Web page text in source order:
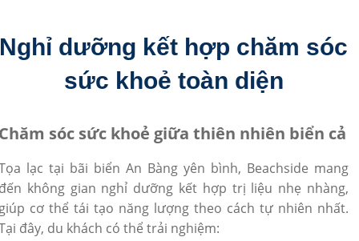
Nghỉ dưỡng kết hợp chăm sóc
sức khoẻ toàn diện
sóc sức khoẻ giữa thiên nhiên biển cả
lạc tại bãi biển An Bàng yên bình, Beachside mang
không gian nghỉ dưỡng kết hợp trị liệu nhẹ nhàng,
cơ thể tái tạo năng lượng theo cách tự nhiên nhất.
đây, du khách có thể trải nghiệm: